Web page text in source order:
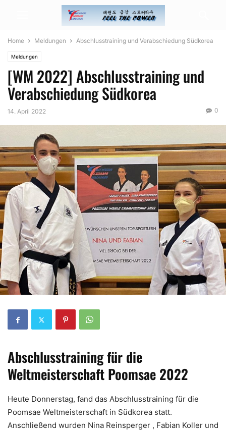
Home Meldungen Abschlusstraining und Verabschiedung Südkorea
Meldungen
[WM 2022] Abschlusstraining und
Verabschiedung Südkorea
14. April 2022 0
Abschlusstraining für die
Weltmeisterschaft Poomsae 2022
Heute Donnerstag, fand das Abschlusstraining für die
Poomsae Weltmeisterschaft in Südkorea statt.
Anschließend wurden Nina Reinsperger , Fabian Koller und